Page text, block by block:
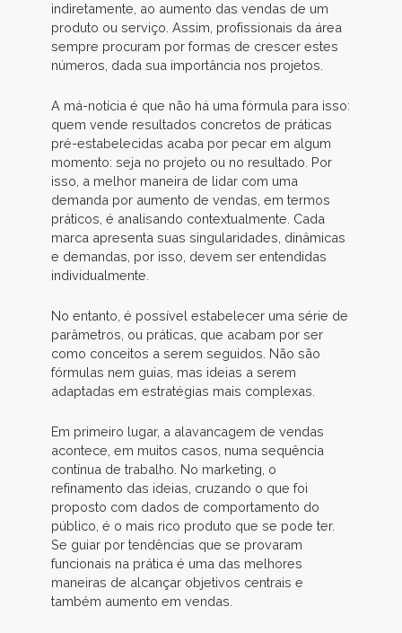
indiretamente, ao aumento das vendas de um
produto ou serviço. Assim, profissionais da área
sempre procuram por formas de crescer estes
números, dada sua importância nos projetos.
A má-notícia é que não há uma fórmula para isso:
quem vende resultados concretos de práticas
pré-estabelecidas acaba por pecar em algum
momento: seja no projeto ou no resultado. Por
isso, a melhor maneira de lidar com uma
demanda por aumento de vendas, em termos
práticos, é analisando contextualmente. Cada
marca apresenta suas singularidades, dinâmicas
e demandas, por isso, devem ser entendidas
individualmente.
No entanto, é possível estabelecer uma série de
parâmetros, ou práticas, que acabam por ser
como conceitos a serem seguidos. Não são
fórmulas nem guias, mas ideias a serem
adaptadas em estratégias mais complexas.
Em primeiro lugar, a alavancagem de vendas
acontece, em muitos casos, numa sequência
contínua de trabalho. No marketing, o
refinamento das ideias, cruzando o que foi
proposto com dados de comportamento do
público, é o mais rico produto que se pode ter.
Se guiar por tendências que se provaram
funcionais na prática é uma das melhores
maneiras de alcançar objetivos centrais e
também aumento em vendas.